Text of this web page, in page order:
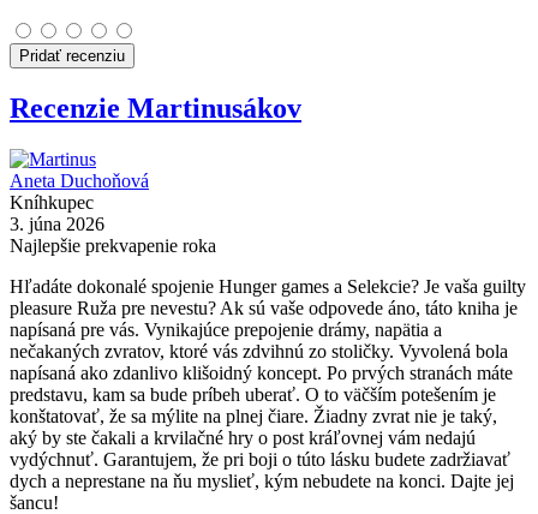
Pridať recenziu
Recenzie Martinusákov
Aneta Duchoňová
Kníhkupec
3. júna 2026
Najlepšie prekvapenie roka
Hľadáte dokonalé spojenie Hunger games a Selekcie? Je vaša guilty
pleasure Ruža pre nevestu? Ak sú vaše odpovede áno, táto kniha je
napísaná pre vás. Vynikajúce prepojenie drámy, napätia a
nečakaných zvratov, ktoré vás zdvihnú zo stoličky. Vyvolená bola
napísaná ako zdanlivo klišoidný koncept. Po prvých stranách máte
predstavu, kam sa bude príbeh uberať. O to väčším potešením je
konštatovať, že sa mýlite na plnej čiare. Žiadny zvrat nie je taký,
aký by ste čakali a krvilačné hry o post kráľovnej vám nedajú
vydýchnuť. Garantujem, že pri boji o túto lásku budete zadržiavať
dych a neprestane na ňu myslieť, kým nebudete na konci. Dajte jej
šancu!